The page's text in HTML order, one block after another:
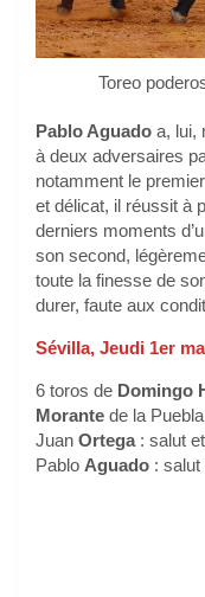
Toreo
Pablo Aguado a, lui,
à deux adversaires
notamment le
et délicat, il réussit à
derniers moments
son second,
toute la finesse de
durer, faute aux
Sévilla, Jeudi 1er
6 toros de Domingo
Morante de la
Juan Ortega : salut
Pablo Aguado : salut